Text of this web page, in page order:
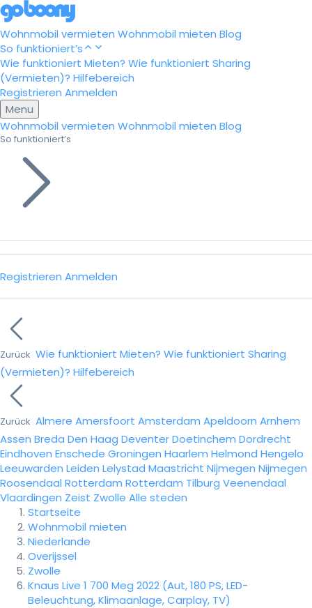
Wohnmobil vermieten Wohnmobil mieten Blog
So funktioniert’s
Wie funktioniert Mieten? Wie funktioniert Sharing
(Vermieten)? Hilfebereich
Registrieren Anmelden
Menu
Wohnmobil vermieten Wohnmobil mieten Blog
So funktioniert’s
Registrieren Anmelden
Zurück Wie funktioniert Mieten? Wie funktioniert Sharing
(Vermieten)? Hilfebereich
Zurück Almere Amersfoort Amsterdam Apeldoorn Arnhem
Assen Breda Den Haag DeventerDoetinchem Dordrecht
Eindhoven Enschede Groningen Haarlem Helmond Hengelo
Leeuwarden Leiden Lelystad Maastricht Nijmegen Nijmegen
Roosendaal Rotterdam Rotterdam Tilburg Veenendaal
Vlaardingen Zeist Zwolle Alle steden
Startseite
Wohnmobil mieten
Niederlande
Overijssel
Zwolle
Knaus Live 1 700 Meg 2022 (Aut, 180 PS, LED-
Beleuchtung, Klimaanlage, Carplay, TV)